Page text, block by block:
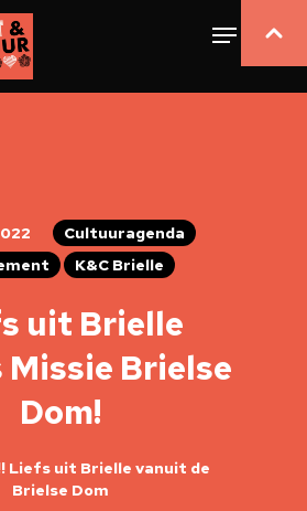
Cultuuragenda
K&C Brielle
uit Brielle
Brielse
Dom!
Liefs uit Brielle vanuit de
Brielse Dom